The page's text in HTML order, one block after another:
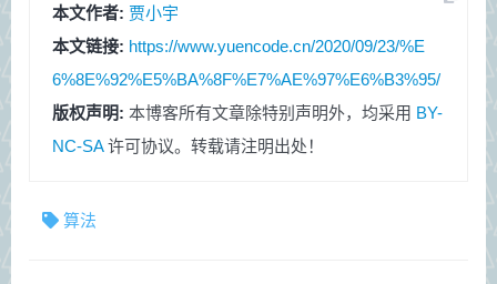
本文作者: 贾小宇
本文链接: https://www.yuencode.cn/2020/09/23/%E
6%8E%92%E5%BA%8F%E7%AE%97%E6%B3%95/
版权声明: 本博客所有文章除特别声明外，均采用 BY-
NC-SA许可协议。转载请注明出处！
算法